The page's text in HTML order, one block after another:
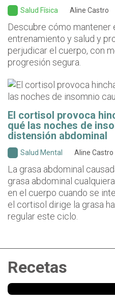
Salud Física Aline Castro
Descubre cómo mantener
entrenamiento y salud y
perjudicar el cuerpo, con
progresión segura.
El cortisol provoca
qué las noches de
distensión abdominal
Salud Mental Aline Castro
La grasa abdominal
grasa abdominal
en el cuerpo cuando se
el cortisol dirige la grasa
regular este ciclo.
Recetas